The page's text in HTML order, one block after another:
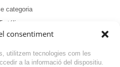
consentiment
utilitzem tecnologies com les
a la informació del dispositiu.
categoria